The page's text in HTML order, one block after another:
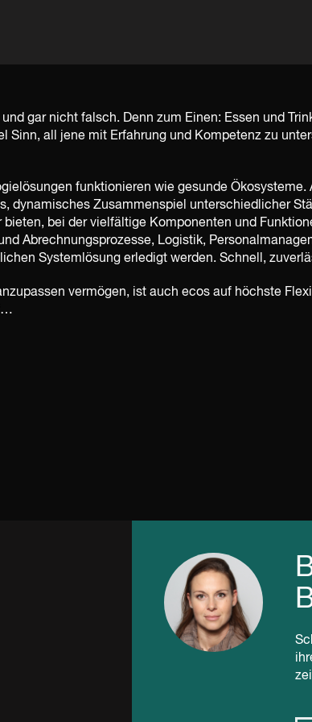
gar nicht falsch. Denn zum Einen: Essen und
Sinn, all jene mit Erfahrung und Kompetenz zu
funktionieren wie gesunde
dynamisches Zusammenspiel unterschiedlicher
bei der vielfältige Komponenten und
Abrechnungsprozesse, Logistik,
Systemlösung erledigt werden. Schnell,
vermögen, ist auch ecos auf höchste